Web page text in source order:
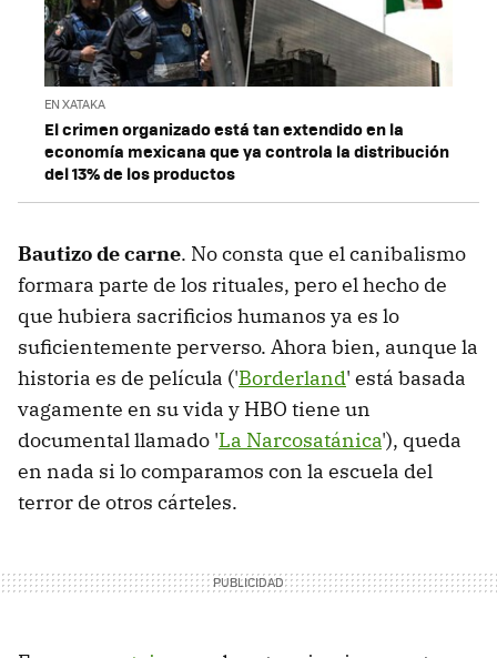
EN XATAKA
El crimen organizado está tan extendido en la
economía mexicana que ya controla la distribución
del 13% de los productos
Bautizo de carne. No consta que el canibalismo
formara parte de los rituales, pero el hecho de
que hubiera sacrificios humanos ya es lo
suficientemente perverso. Ahora bien, aunque la
historia es de película ('Borderland' está basada
vagamente en su vida y HBO tiene un
documental llamado 'La Narcosatánica'), queda
en nada si lo comparamos con la escuela del
terror de otros cárteles.